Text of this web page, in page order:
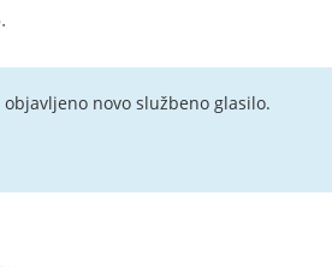
novo službeno glasilo.